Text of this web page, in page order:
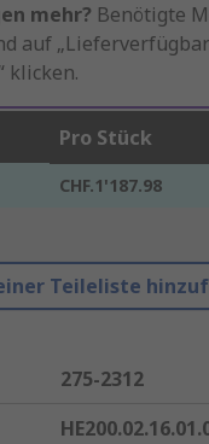
mehr? Benötigte
auf
klicken.
Pro Stück
CHF.1'187.98
Teileliste
275-2312